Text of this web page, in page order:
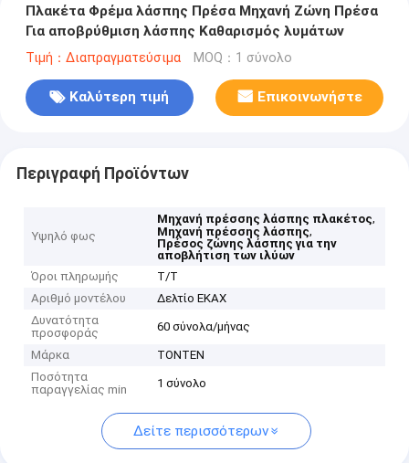
Πλακέτα Φρέμα λάσπης Πρέσα Μηχανή Ζώνη Πρέσα
Για αποβρύθμιση λάσπης Καθαρισμός λυμάτων
Τιμή：Διαπραγματεύσιμα MOQ：1 σύνολο
Καλύτερη τιμή Επικοινωνήστε
Περιγραφή Προϊόντων
Υψηλό φως
Μηχανή πρέσσης λάσπης πλακέτος,
Μηχανή πρέσσης λάσπης,
Πρέσος ζώνης λάσπης για την
αποβλήτιση των ιλύων
Όροι πληρωμής
Τ/Τ
Αριθμό μοντέλου
Δελτίο ΕΚΑΧ
Δυνατότητα
προσφοράς
60 σύνολα/μήνας
Μάρκα
TONTEN
Ποσότητα
παραγγελίας min
1 σύνολο
Δείτε περισσότερων